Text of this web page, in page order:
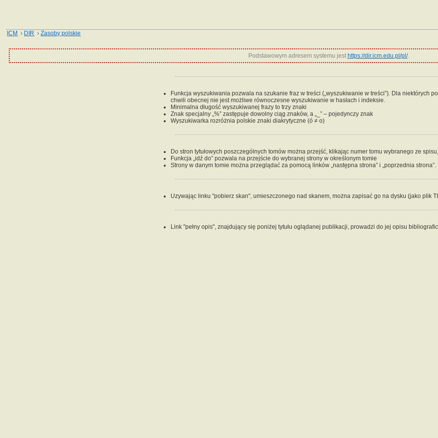
ICM › DIR ›Zasoby polskie
Podstawowym adresem systemu jest https://dir.icm.edu.pl/pl/.
Funkcja wyszukiwania pozwala na szukanie fraz w treści („wyszukiwanie w treści”). Dla niektórych
chwili obecnej nie jest możliwe równoczesne wyszukiwanie w hasłach i indeksie.
Minimalna długość wyszukiwanej frazy to trzy znaki
Znak specjalny „%” zastępuje dowolny ciąg znaków, a „_” – pojedynczy znak
Wyszukiwarka rozróżnia polskie znaki diakrytyczne (ó ≠ o)
Do stron tytułowych poszczególnych tomów można przejść, klikając numer tomu wybranego ze
Funkcja „idź do” pozwala na przejście do wybranej strony w określonym tomie
Strony w danym tomie można przeglądać za pomocą linków „następna strona” i „poprzednia strona”.
Uzywając linku "pobierz skan", umieszczonego nad skanem, można zapisać go na dysku (jako plik
Link "pełny opis", znajdujący się poniżej tytułu oglądanej publikacji, prowadzi do jej opisu